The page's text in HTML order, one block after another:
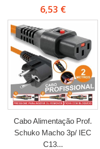
6,53 €
Cabo Alimentação Prof.
Schuko Macho 3p/ IEC
C13...